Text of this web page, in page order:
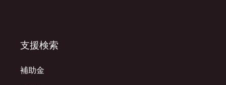
支援検索
補助金